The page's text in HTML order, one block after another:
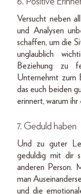
Versucht neben
und Analysen
schaffen, um die
unglaublich
Beziehung zu
Unternehmt zum
das euch beiden
erinnert, warum
7. Geduld haben
Und zu guter
geduldig mit dir
anderen Person.
man
und die